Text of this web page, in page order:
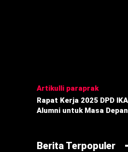
Artikulli paraprak
Rapat Kerja 2025 DPD
Alumni untuk Masa
Berita Terpopuler